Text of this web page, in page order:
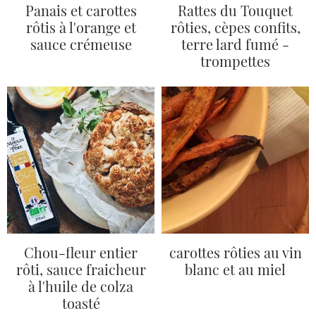
Panais et carottes
rôtis à l'orange et
sauce crémeuse
Rattes du Touquet
rôties, cèpes confits,
terre lard fumé -
trompettes
Chou-fleur entier
rôti, sauce fraicheur
à l'huile de colza
toasté
carottes rôties au vin
blanc et au miel